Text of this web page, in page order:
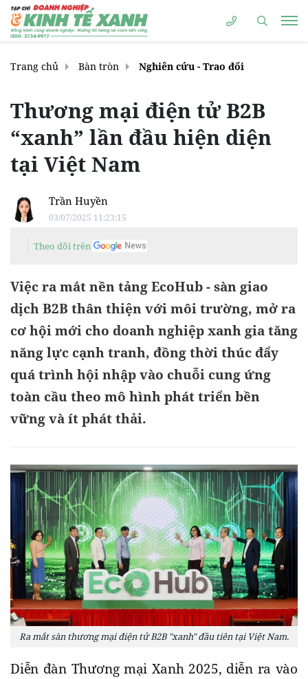
Trang chủ Bàn tròn Nghiên cứu - Trao đổi
Thương mại điện tử B2B
“xanh” lần đầu hiện diện
tại Việt Nam
Trần Huyền
03/07/2025 11:23:15
Theo dõi trên
Việc ra mắt nền tảng EcoHub - sàn giao
dịch B2B thân thiện với môi trường, mở ra
cơ hội mới cho doanh nghiệp xanh gia tăng
năng lực cạnh tranh, đồng thời thúc đẩy
quá trình hội nhập vào chuỗi cung ứng
toàn cầu theo mô hình phát triển bền
vững và ít phát thải.
Ra mắt sàn thương mại điện tử B2B "xanh" đầu tiên tại Việt Nam.
Diễn đàn Thương mại Xanh 2025, diễn ra vào